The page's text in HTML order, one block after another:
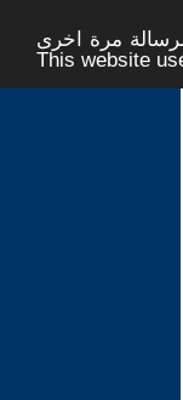
مرة اخرى -
This website